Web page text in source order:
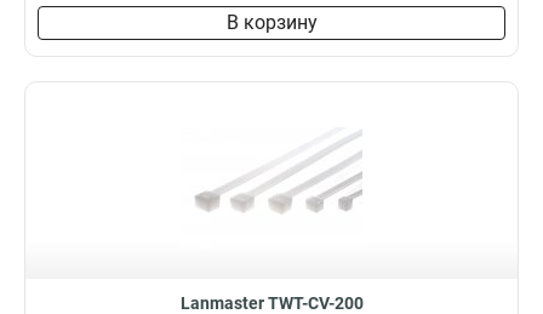
В корзину
Lanmaster TWT-CV-200